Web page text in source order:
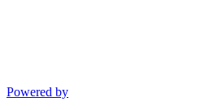
Powered by